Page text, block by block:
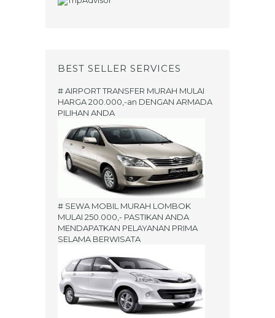
BEST SELLER SERVICES
# AIRPORT TRANSFER MURAH MULAI
HARGA 200.000,-an DENGAN ARMADA
PILIHAN ANDA
# SEWA MOBIL MURAH LOMBOK
MULAI 250.000,- PASTIKAN ANDA
MENDAPATKAN PELAYANAN PRIMA
SELAMA BERWISATA